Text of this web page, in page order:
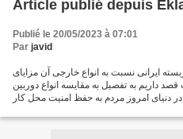
Article
Publié le 20/05/2023 à 07:01
Par javid
ایرانی نسبت به انواع خارجی آن مزایای
داریم به تفصیل به مقایسه انواع دوربین
در دنیای امروز مردم به حفظ امنیت محل کار